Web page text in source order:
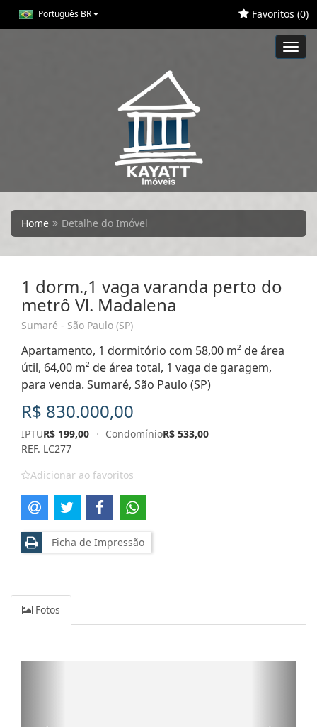
Português BR Favoritos (0)
Home Detalhe do Imóvel
1 dorm.,1 vaga varanda perto do
metrô Vl. Madalena
Sumaré - São Paulo (SP)
Apartamento, 1 dormitório com 58,00 m² de área
útil, 64,00 m² de área total, 1 vaga de garagem,
para venda. Sumaré, São Paulo (SP)
R$ 830.000,00
IPTUR$ 199,00 · CondomínioR$ 533,00
REF. LC277
Adicionar ao favoritos
Ficha de Impressão
Fotos